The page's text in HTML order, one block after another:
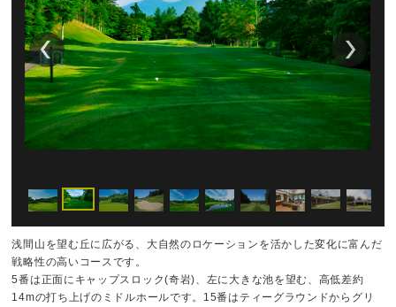
浅間山を望む丘に広がる、大自然のロケーションを活かした変化に富んだ
戦略性の高いコースです。
5番は正面にキャップスロック(奇岩)、左に大きな池を望む、高低差約
14mの打ち上げのミドルホールです。15番はティーグラウンドからグリ